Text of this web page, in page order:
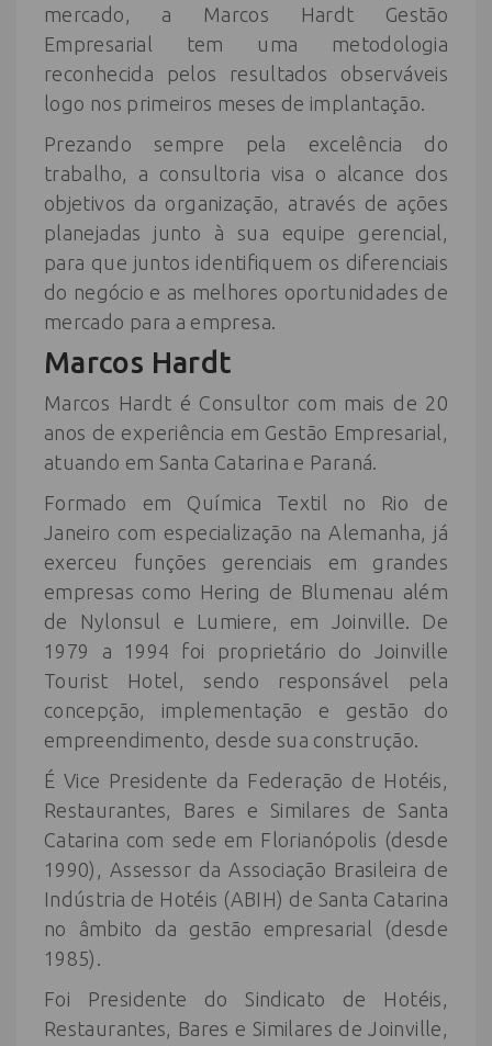
mercado, a Marcos Hardt Gestão
Empresarial tem uma metodologia
reconhecida pelos resultados observáveis
logo nos primeiros meses de implantação.
Prezando sempre pela excelência do
trabalho, a consultoria visa o alcance dos
objetivos da organização, através de ações
planejadas junto à sua equipe gerencial,
para que juntos identifiquem os diferenciais
do negócio e as melhores oportunidades de
mercado para a empresa.
Marcos Hardt
Marcos Hardt é Consultor com mais de 20
anos de experiência em Gestão Empresarial,
atuando em Santa Catarina e Paraná.
Formado em Química Textil no Rio de
Janeiro com especialização na Alemanha, já
exerceu funções gerenciais em grandes
empresas como Hering de Blumenau além
de Nylonsul e Lumiere, em Joinville. De
1979 a 1994 foi proprietário do Joinville
Tourist Hotel, sendo responsável pela
concepção, implementação e gestão do
empreendimento, desde sua construção.
É Vice Presidente da Federação de Hotéis,
Restaurantes, Bares e Similares de Santa
Catarina com sede em Florianópolis (desde
1990), Assessor da Associação Brasileira de
Indústria de Hotéis (ABIH) de Santa Catarina
no âmbito da gestão empresarial (desde
1985).
Foi Presidente do Sindicato de Hotéis,
Restaurantes, Bares e Similares de Joinville,